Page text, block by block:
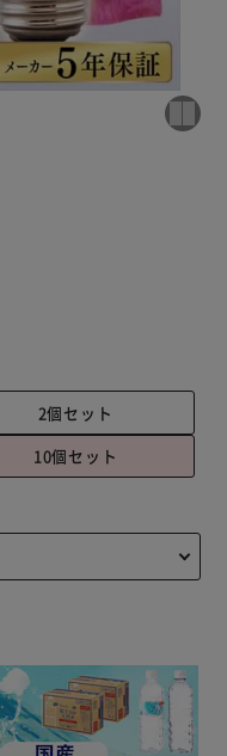
2個セット
10個セット
購入手続きへ